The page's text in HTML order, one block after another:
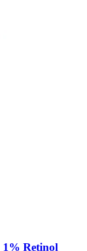
Retinol